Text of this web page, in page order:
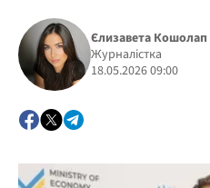
Єлизавета Кошолап
Журналістка
18.05.2026 09:00